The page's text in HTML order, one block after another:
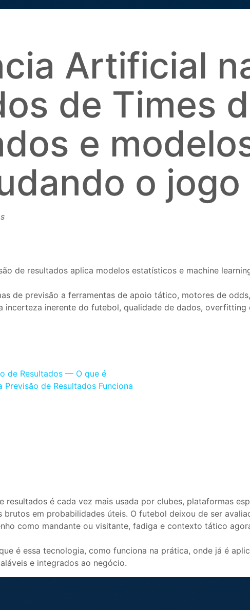
Artificial
de Times
e
o jogo
de resultados aplica modelos estatísticos e machine
de previsão a ferramentas de apoio tático, motores de
incerteza inerente do futebol, qualidade de dados, overfitting
de Resultados — O que é
de Resultados Funciona
é cada vez mais usada por clubes, plataformas
em probabilidades úteis. O futebol deixou de ser
como mandante ou visitante, fadiga e contexto tático
é essa tecnologia, como funciona na prática, onde já é
e integrados ao negócio.